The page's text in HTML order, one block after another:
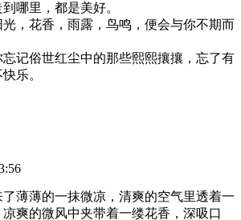
哪里，都是美好。
，花香，雨露，鸟鸣，便会与你不期而
记俗世红尘中的那些熙熙攘攘，忘了有
乐。
薄薄的一抹微凉，清爽的空气里透着一
爽的微风中夹带着一缕花香，深吸口